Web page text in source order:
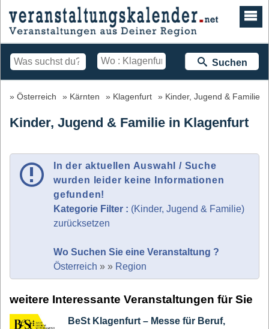
Suchen
Österreich Kärnten Klagenfurt Kinder, Jugend & Familie
Kinder, Jugend & Familie in Klagenfurt
In der aktuellen Auswahl / Suche
wurden leider keine Informationen
gefunden!
Kategorie Filter : (Kinder, Jugend & Familie)
zurücksetzen
Wo Suchen Sie eine Veranstaltung ?
Österreich » » Region
weitere Interessante Veranstaltungen für Sie
BeSt Klagenfurt – Messe für Beruf,